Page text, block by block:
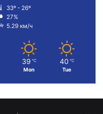
33º - 26º
27%
5.29 км/ч
39 ℃
Mon
40 ℃
Tue